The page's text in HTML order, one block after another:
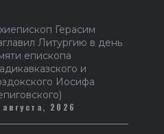
Герасим
Литургию в день
епископа
и
Иосифа
2026